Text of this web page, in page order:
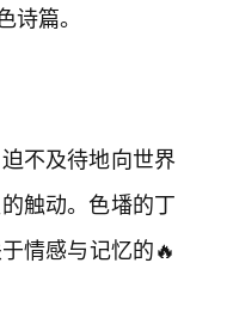
篇。
不及待地向世界
触动。色墦的丁
情感与记忆的🔥